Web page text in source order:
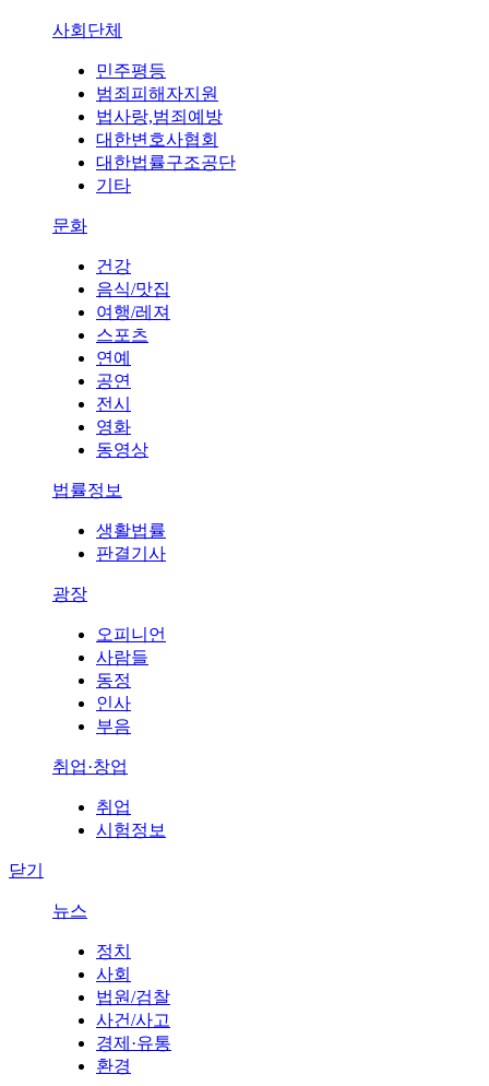
사회단체
민주평등
범죄피해자지원
법사랑,범죄예방
대한변호사협회
대한법률구조공단
기타
문화
건강
음식/맛집
여행/레져
스포츠
연예
공연
전시
영화
동영상
법률정보
생활법률
판결기사
광장
오피니언
사람들
동정
인사
부음
취업·창업
취업
시험정보
닫기
뉴스
정치
사회
법원/검찰
사건/사고
경제·유통
환경